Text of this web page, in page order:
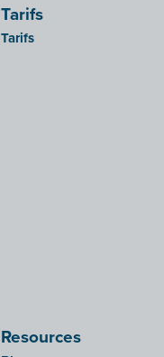
Tarifs
Tarifs
Resources